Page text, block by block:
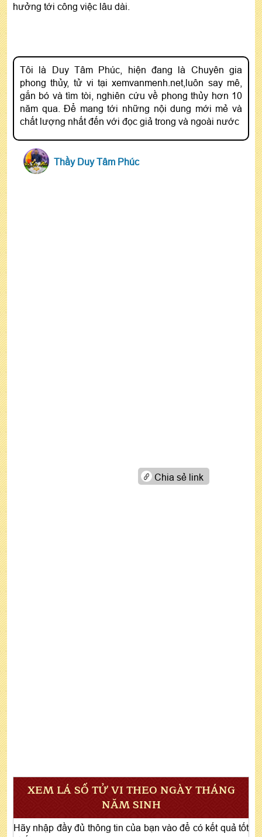
hưởng tới công việc lâu dài.
Tôi là Duy Tâm Phúc, hiện đang là Chuyên gia
phong thủy, tử vi tại xemvanmenh.net,luôn say mê,
gắn bó và tìm tòi, nghiên cứu về phong thủy hơn 10
năm qua. Để mang tới những nội dung mới mẻ và
chất lượng nhất đến với đọc giả trong và ngoài nước
Thầy Duy Tâm Phúc
Chia sẻ link
XEM LÁ SỐ TỬ VI THEO NGÀY THÁNG
NĂM SINH
Hãy nhập đầy đủ thông tin của bạn vào để có kết quả tốt